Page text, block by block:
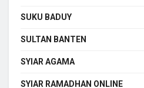
SUKU BADUY
SULTAN BANTEN
SYIAR AGAMA
SYIAR RAMADHAN ONLINE